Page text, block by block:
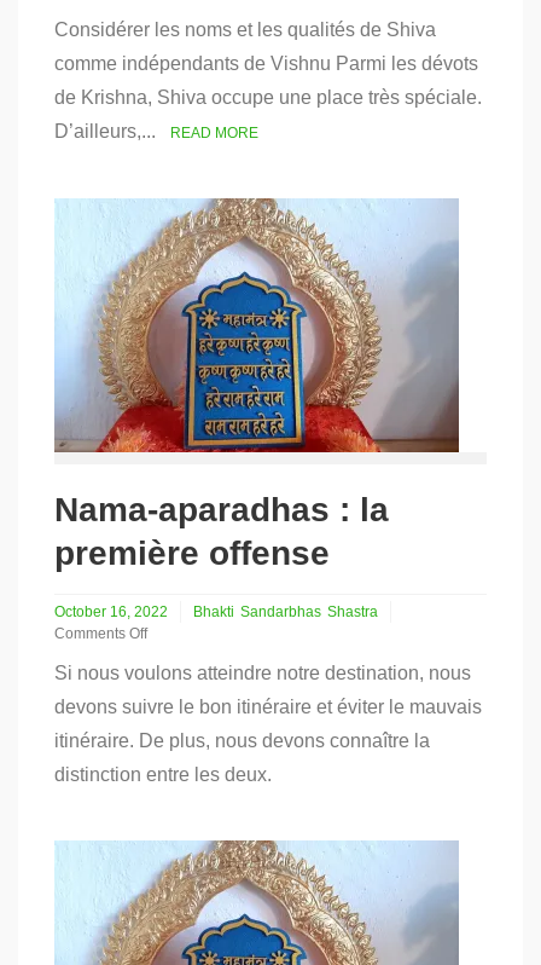
Nama-
aparadhas
la
offense
Considérer les noms et les qualités de Shiva
comme indépendants de Vishnu Parmi les dévots
de Krishna, Shiva occupe une place très spéciale.
D’ailleurs,...
READ MORE
Nama-aparadhas : la
première offense
October 16, 2022 Bhakti Sandarbhas Shastra
Comments Off
Nama-
aparadhas
la
offense
Si nous voulons atteindre notre destination, nous
devons suivre le bon itinéraire et éviter le mauvais
itinéraire. De plus, nous devons connaître la
distinction entre les deux.